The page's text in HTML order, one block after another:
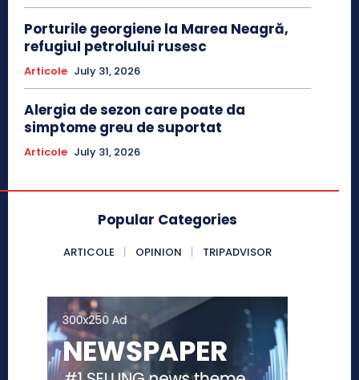
Porturile georgiene la Marea Neagră,
refugiul petrolului rusesc
Articole July 31, 2026
Alergia de sezon care poate da
simptome greu de suportat
Articole July 31, 2026
Popular Categories
ARTICOLE OPINION TRIPADVISOR